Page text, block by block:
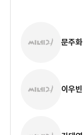
문주화
이우빈